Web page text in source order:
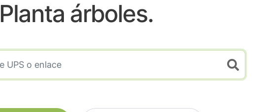
Planta árboles.